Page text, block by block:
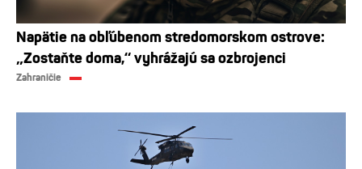
Napätie na obľúbenom stredomorskom ostrove:
„Zostaňte doma,“ vyhrážajú sa ozbrojenci
Zahraničie